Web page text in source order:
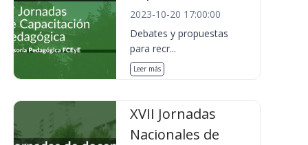
2023-10-20 17:00:00
Debates y propuestas
para recr...
Leer más
XVII Jornadas
Nacionales de